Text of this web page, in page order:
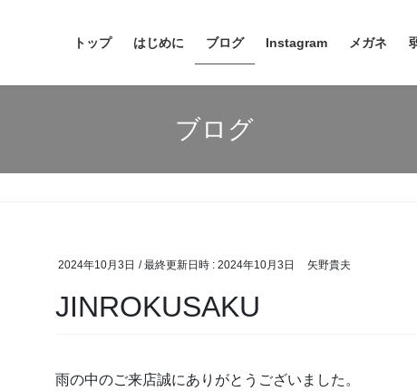
トップ はじめに ブログ Instagram メガネ
ブログ
2024年10月3日 / 最終更新日時 : 2024年10月3日 矢野貴夫
JINROKUSAKU
雨の中のご来店誠にありがとうございました。